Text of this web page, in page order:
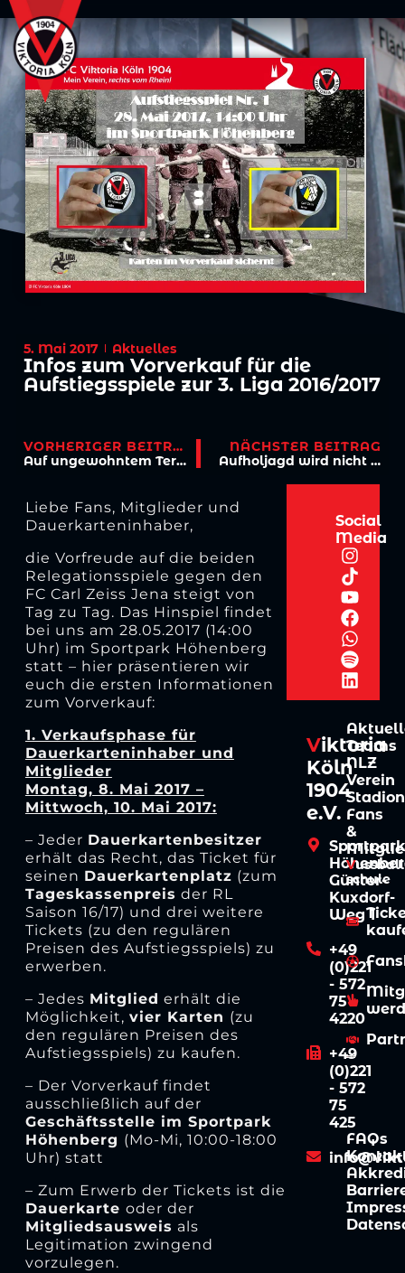
5. Mai 2017 Aktuelles
Infos zum Vorverkauf für die
Aufstiegsspiele zur 3. Liga 2016/2017
VORHERIGER BEITRAG
Auf ungewohntem Terrain gegen Absteiger
NÄCHSTER BEITRAG
Aufholjagd wird nicht belohnt
Liebe Fans, Mitglieder und
Dauerkarteninhaber,
die Vorfreude auf die beiden
Relegationsspiele gegen den
FC Carl Zeiss Jena steigt von
Tag zu Tag. Das Hinspiel findet
bei uns am 28.05.2017 (14:00
Uhr) im Sportpark Höhenberg
statt – hier präsentieren wir
euch die ersten Informationen
zum Vorverkauf:
1. Verkaufsphase für
Dauerkarteninhaber und
Mitglieder
Montag, 8. Mai 2017 –
Mittwoch, 10. Mai 2017:
– Jeder Dauerkartenbesitzer
erhält das Recht, das Ticket für
seinen Dauerkartenplatz (zum
Tageskassenpreis der RL
Saison 16/17) und drei weitere
Tickets (zu den regulären
Preisen des Aufstiegsspiels) zu
erwerben.
– Jedes Mitglied erhält die
Möglichkeit, vier Karten (zu
den regulären Preisen des
Aufstiegsspiels) zu kaufen.
– Der Vorverkauf findet
ausschließlich auf der
Geschäftsstelle im Sportpark
Höhenberg (Mo-Mi, 10:00-18:00
Uhr) statt
– Zum Erwerb der Tickets ist die
Dauerkarte oder der
Mitgliedsausweis als
Legitimation zwingend
vorzulegen.
Social
Media
Viktoria
Köln
1904
e.V.
Sportpark
Günter-
Kuxdorf-
Weg 1
+49
(0)221
- 572
75
4220
+49
(0)221
- 572
75
425
Teams
NLZ
Verein
Stadion
Fans
&
V
schule
FAQs